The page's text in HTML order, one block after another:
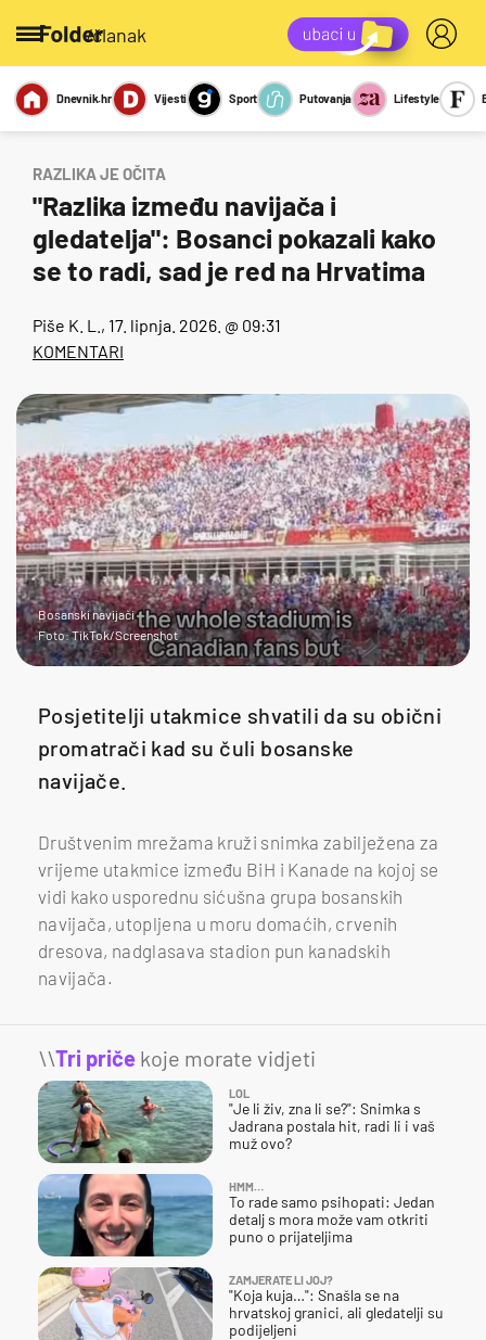
/članak
Miks Kviz
Report
Sexy
Dnevnik.hr Vijesti Sport Putovanja Lifestyle
RAZLIKA JE OČITA
"Razlika između navijača i
gledatelja": Bosanci pokazali kako
se to radi, sad je red na Hrvatima
Piše K. L. , 17. lipnja. 2026. @ 09:31
KOMENTARI
Bosanski navijači
Foto: TikTok/Screenshot
Posjetitelji utakmice shvatili da su obični
promatrači kad su čuli bosanske
navijače.
Društvenim mrežama kruži snimka zabilježena za
vrijeme utakmice između BiH i Kanade na kojoj se
vidi kako usporednu sićušna grupa bosanskih
navijača, utopljena u moru domaćih, crvenih
dresova, nadglasava stadion pun kanadskih
navijača.
\\Tri priče koje morate vidjeti
LOL
"Je li živ, zna li se?": Snimka s
Jadrana postala hit, radi li i vaš
muž ovo?
HMM…
To rade samo psihopati: Jedan
detalj s mora može vam otkriti
puno o prijateljima
ZAMJERATE LI JOJ?
"Koja kuja…": Snašla se na
hrvatskoj granici, ali gledatelji su
podijeljeni